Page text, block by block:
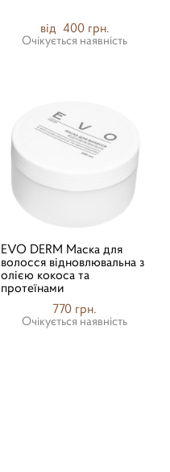
від 400 грн.
Очікується наявність
EVO DERM Маска для
волосся відновлювальна з
олією кокоса та
протеїнами
770 грн.
Очікується наявність